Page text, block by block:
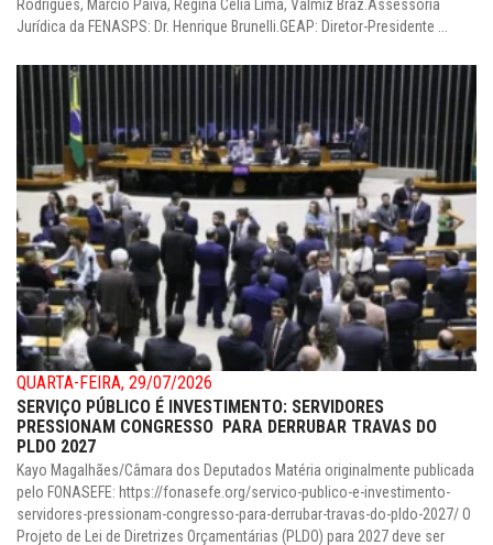
Rodrigues, Márcio Paiva, Regina Célia Lima, Valmiz Braz.Assessoria
Jurídica da FENASPS: Dr. Henrique Brunelli.GEAP: Diretor-Presidente ...
QUARTA-FEIRA, 29/07/2026
SERVIÇO PÚBLICO É INVESTIMENTO: SERVIDORES
PRESSIONAM CONGRESSO PARA DERRUBAR TRAVAS DO
PLDO 2027
Kayo Magalhães/Câmara dos Deputados Matéria originalmente publicada
pelo FONASEFE: https://fonasefe.org/servico-publico-e-investimento-
servidores-pressionam-congresso-para-derrubar-travas-do-pldo-2027/ O
Projeto de Lei de Diretrizes Orçamentárias (PLDO) para 2027 deve ser